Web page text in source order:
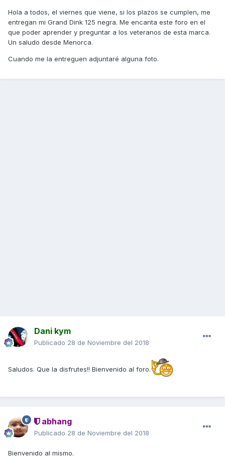
Hola a todos, el viernes que viene, si los plazos se cumplen, me
entregan mi Grand Dink 125 negra. Me encanta este foro en el
que poder aprender y preguntar a los veteranos de esta marca.
Un saludo desde Menorca.
Cuando me la entreguen adjuntaré alguna foto.
Dani kym
Publicado 28 de Noviembre del 2018
Saludos. Que la disfrutes!! Bienvenido al foro.
abhang
Publicado 28 de Noviembre del 2018
Bienvenido al mismo.